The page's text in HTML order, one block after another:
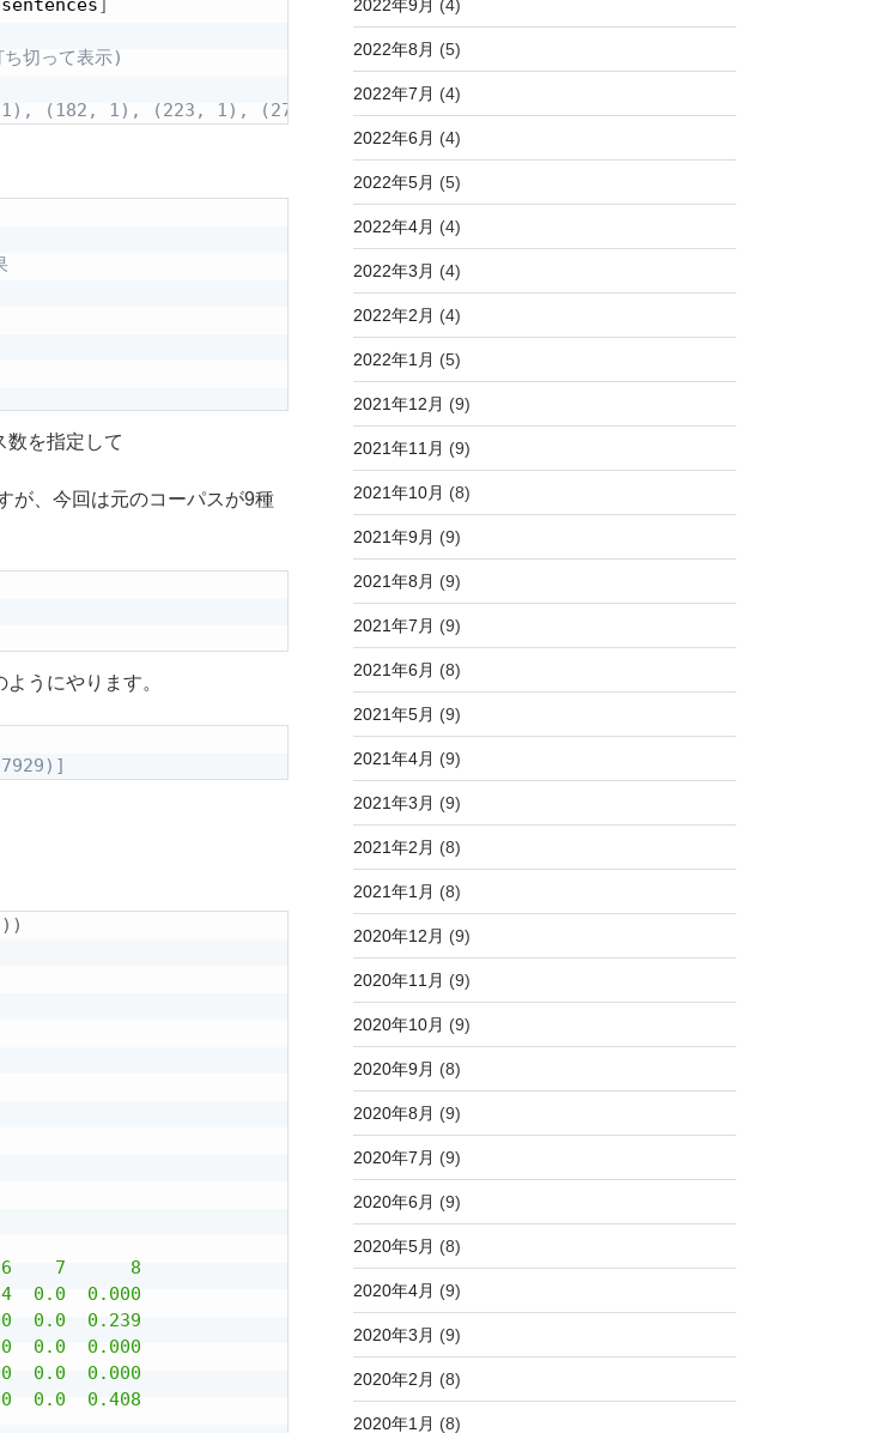
sentences]
切って表示)
(182, 1), (223, 1), (270, 1), (299, 1), (345, 1)]
数を指定して
が、今回は元のコーパスが9種
うにやります。
) )
7      8
0.0  0.000
0.0  0.239
0.0  0.000
0.0  0.000
0.0  0.408
2022年9月 (4)
2022年8月 (5)
2022年7月 (4)
2022年6月 (4)
2022年5月 (5)
2022年4月 (4)
2022年3月 (4)
2022年2月 (4)
2022年1月 (5)
2021年12月 (9)
2021年11月 (9)
2021年10月 (8)
2021年9月 (9)
2021年8月 (9)
2021年7月 (9)
2021年6月 (8)
2021年5月 (9)
2021年4月 (9)
2021年3月 (9)
2021年2月 (8)
2021年1月 (8)
2020年12月 (9)
2020年11月 (9)
2020年10月 (9)
2020年9月 (8)
2020年8月 (9)
2020年7月 (9)
2020年6月 (9)
2020年5月 (8)
2020年4月 (9)
2020年3月 (9)
2020年2月 (8)
2020年1月 (8)